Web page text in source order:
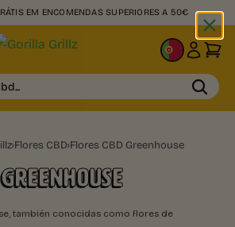
EM ENCOMENDAS SUPERIORES A 50€
PT
›Flores CBD›Flores CBD Greenhouse
también conocidas como flores de